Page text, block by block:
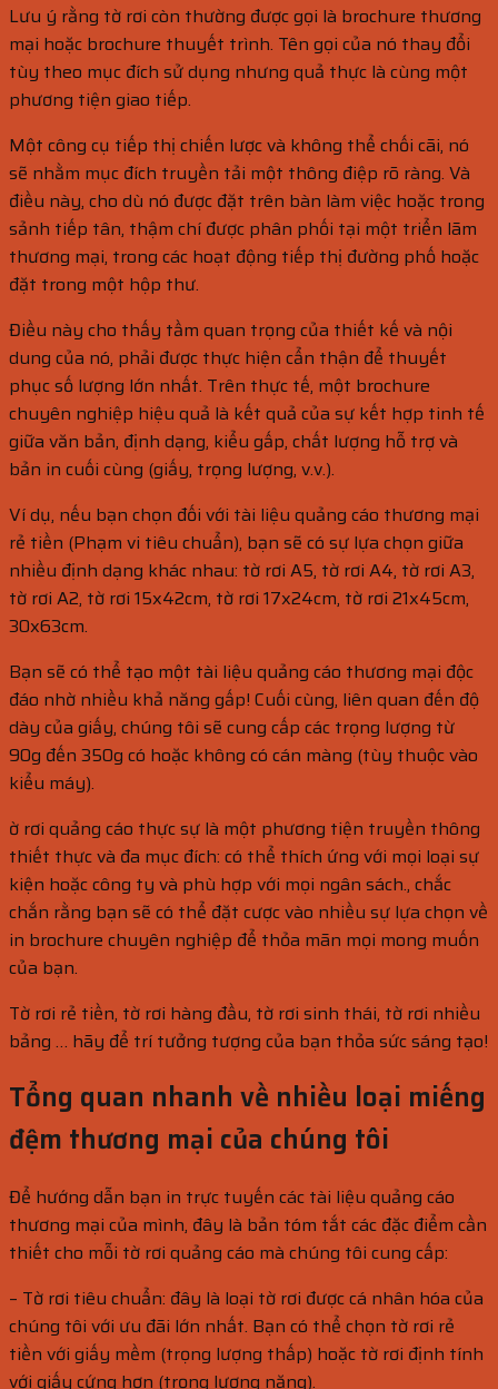
Lưu ý rằng tờ rơi còn thường được gọi là brochure thương
mại hoặc brochure thuyết trình. Tên gọi của nó thay đổi
tùy theo mục đích sử dụng nhưng quả thực là cùng một
phương tiện giao tiếp.
Một công cụ tiếp thị chiến lược và không thể chối cãi, nó
sẽ nhằm mục đích truyền tải một thông điệp rõ ràng. Và
điều này, cho dù nó được đặt trên bàn làm việc hoặc trong
sảnh tiếp tân, thậm chí được phân phối tại một triển lãm
thương mại, trong các hoạt động tiếp thị đường phố hoặc
đặt trong một hộp thư.
Điều này cho thấy tầm quan trọng của thiết kế và nội
dung của nó, phải được thực hiện cẩn thận để thuyết
phục số lượng lớn nhất. Trên thực tế, một brochure
chuyên nghiệp hiệu quả là kết quả của sự kết hợp tinh tế
giữa văn bản, định dạng, kiểu gấp, chất lượng hỗ trợ và
bản in cuối cùng (giấy, trọng lượng, v.v.).
Ví dụ, nếu bạn chọn đối với tài liệu quảng cáo thương mại
rẻ tiền (Phạm vi tiêu chuẩn), bạn sẽ có sự lựa chọn giữa
nhiều định dạng khác nhau: tờ rơi A5, tờ rơi A4, tờ rơi A3,
tờ rơi A2, tờ rơi 15x42cm, tờ rơi 17x24cm, tờ rơi 21x45cm,
30x63cm.
Bạn sẽ có thể tạo một tài liệu quảng cáo thương mại độc
đáo nhờ nhiều khả năng gấp! Cuối cùng, liên quan đến độ
dày của giấy, chúng tôi sẽ cung cấp các trọng lượng từ
90g đến 350g có hoặc không có cán màng (tùy thuộc vào
kiểu máy).
ờ rơi quảng cáo thực sự là một phương tiện truyền thông
thiết thực và đa mục đích: có thể thích ứng với mọi loại sự
kiện hoặc công ty và phù hợp với mọi ngân sách., chắc
chắn rằng bạn sẽ có thể đặt cược vào nhiều sự lựa chọn về
in brochure chuyên nghiệp để thỏa mãn mọi mong muốn
của bạn.
Tờ rơi rẻ tiền, tờ rơi hàng đầu, tờ rơi sinh thái, tờ rơi nhiều
bảng … hãy để trí tưởng tượng của bạn thỏa sức sáng tạo!
Tổng quan nhanh về nhiều loại miếng
đệm thương mại của chúng tôi
Để hướng dẫn bạn in trực tuyến các tài liệu quảng cáo
thương mại của mình, đây là bản tóm tắt các đặc điểm cần
thiết cho mỗi tờ rơi quảng cáo mà chúng tôi cung cấp:
– Tờ rơi tiêu chuẩn: đây là loại tờ rơi được cá nhân hóa của
chúng tôi với ưu đãi lớn nhất. Bạn có thể chọn tờ rơi rẻ
tiền với giấy mềm (trọng lượng thấp) hoặc tờ rơi định tính
với giấy cứng hơn (trọng lượng nặng).